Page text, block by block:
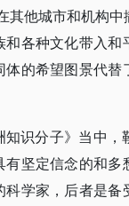
其他城市和机构
各种文化带入和
体的希望图景代替
知识分子》当中，
坚定信念的和多
科学家，后者是备